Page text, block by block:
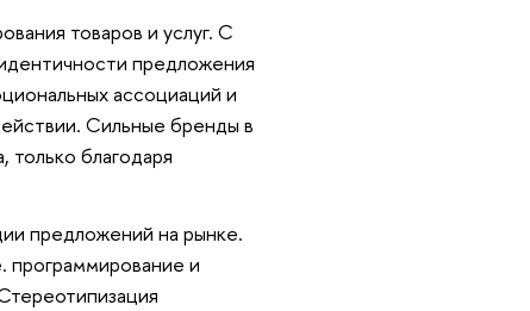
товаров и услуг. С
предложения
ассоциаций и
Сильные бренды в
благодаря
предложений на рынке.
программирование и